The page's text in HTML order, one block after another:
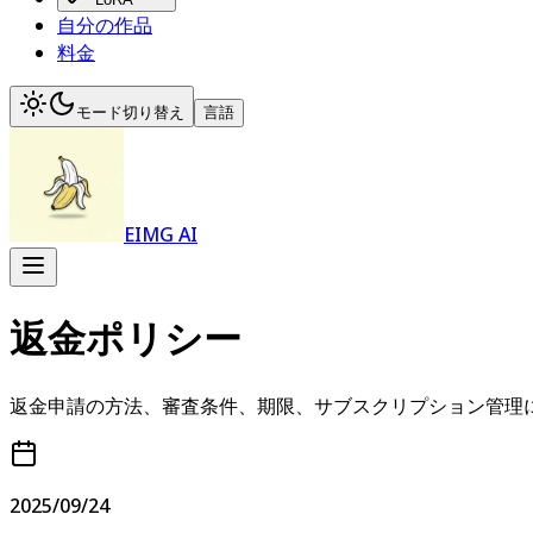
自分の作品
料金
モード切り替え 言語
EIMG AI
返金ポリシー
返金申請の方法、審査条件、期限、サブスクリプション管理
2025/09/24